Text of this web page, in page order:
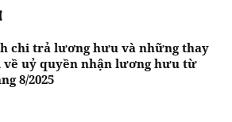
chi trả lương hưu và những thay
về uỷ quyền nhận lương hưu từ
8/2025